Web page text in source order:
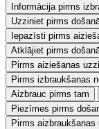
Informācija pirms
Uzziniet pirms
Iepazīsti pirms
Atklājiet pirms
Pirms aiziešanas
Pirms izbraukšanas
Aizbrauc pirms tam
Piezīmes pirms
Pirms aizbraukšanas